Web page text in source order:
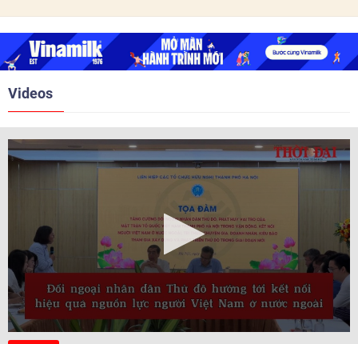
nghị Cấp cao vào các năm 2005,
2010, 2016, 2018, 2021.
Videos